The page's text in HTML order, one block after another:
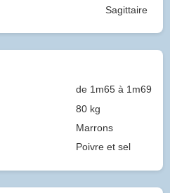
Sagittaire
de 1m65 à 1m69
80 kg
Marrons
Poivre et sel